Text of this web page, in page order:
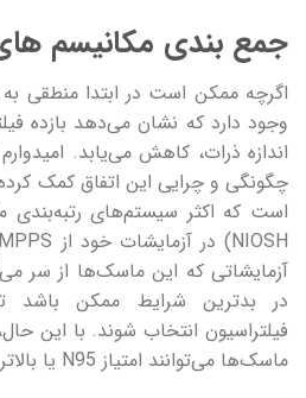
جمع بندی مکانیسم
اگرچه ممکن است در ابتدا منطقی به
وجود دارد که نشان می‌دهد بازده
اندازه ذرات، کاهش می‌یابد.
چگونگی و چرایی این اتفاق کمک
است که اکثر سیستم‌های
آزمایشاتی که این ماسک‌ها از سر
در بدترین شرایط ممکن باشد
فیلتراسیون انتخاب شوند. با این
ماسک‌ها می‌توانند امتیاز N95 یا بالاتر از آن را کسب کنند.